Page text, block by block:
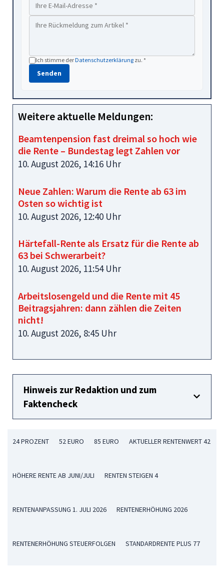
Ich stimme derDatenschutzerklärung zu. *
Senden
Weitere aktuelle Meldungen:
Beamtenpension fast dreimal so hoch wie
die Rente – Bundestag legt Zahlen vor
10. August 2026, 14:16 Uhr
Neue Zahlen: Warum die Rente ab 63 im
Osten so wichtig ist
10. August 2026, 12:40 Uhr
Härtefall-Rente als Ersatz für die Rente ab
63 bei Schwerarbeit?
10. August 2026, 11:54 Uhr
Arbeitslosengeld und die Rente mit 45
Beitragsjahren: dann zählen die Zeiten
nicht!
10. August 2026, 8:45 Uhr
Hinweis zur Redaktion und zum
Faktencheck
24 PROZENT 52 EURO 85 EURO AKTUELLER RENTENWERT 42
HÖHERE RENTE AB JUNI/JULI RENTEN STEIGEN 4
RENTENANPASSUNG 1. JULI 2026 RENTENERHÖHUNG 2026
RENTENERHÖHUNG STEUERFOLGEN STANDARDRENTE PLUS 77